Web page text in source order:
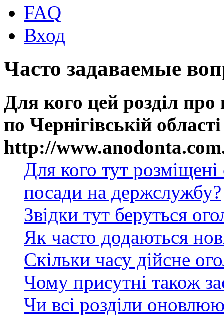
FAQ
Вход
Часто задаваемые
Для кого цей розділ
по Чернігівській
http://
Для кого тут
посади на держслужбу?
Звідки тут беруться
Як часто додаються
Скільки часу дійсне
Чому присутні також
Чи всі розділи